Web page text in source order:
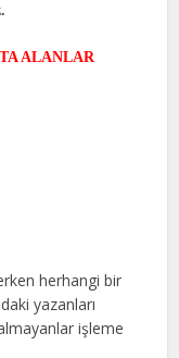
ALANLAR
herhangi bir
yazanları
işleme